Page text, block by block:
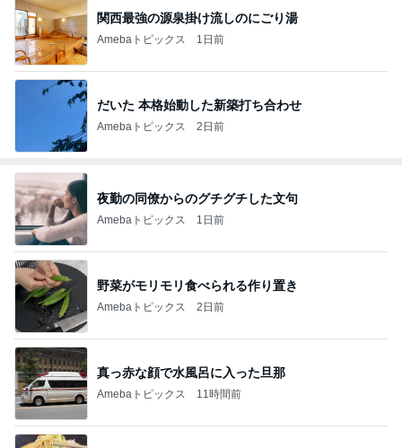
関西最強の源泉掛け流しのにごり湯
Amebaトピックス 1日前
だいた 本格始動した新築打ち合わせ
Amebaトピックス 2日前
夜勤の同僚からのグチグチした文句
Amebaトピックス 1日前
野菜がモリモリ食べられる作り置き
Amebaトピックス 2日前
真っ赤な顔で水風呂に入った旦那
Amebaトピックス 11時間前